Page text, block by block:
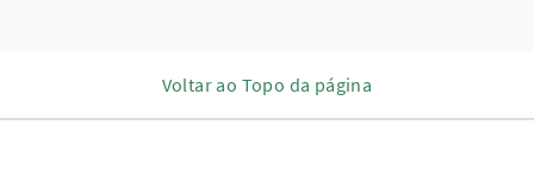
Voltar ao Topo da página